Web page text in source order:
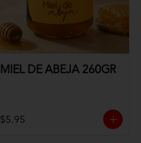
MIEL DE ABEJA 260GR
$5.95